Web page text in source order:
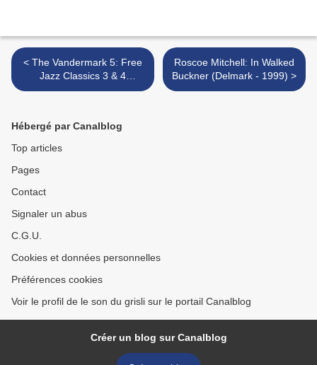
< The Vandermark 5: Free
Jazz Classics 3 & 4
(Atavistic - 2006)
Roscoe Mitchell: In Walked
Buckner (Delmark - 1999) >
Hébergé par Canalblog
Top articles
Pages
Contact
Signaler un abus
C.G.U.
Cookies et données personnelles
Préférences cookies
Voir le profil de le son du grisli sur le portail Canalblog
Créer un blog sur Canalblog